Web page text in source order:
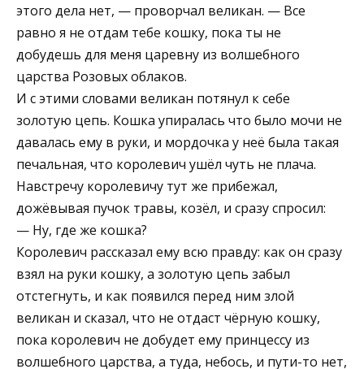
этого дела нет, — проворчал великан. — Все
равно я не отдам тебе кошку, пока ты не
добудешь для меня царевну из волшебного
царства Розовых облаков.
И с этими словами великан потянул к себе
золотую цепь. Кошка упиралась что было мочи не
давалась ему в руки, и мордочка у неё была такая
печальная, что королевич ушёл чуть не плача.
Навстречу королевичу тут же прибежал,
дожёвывая пучок травы, козёл, и сразу спросил:
— Ну, где же кошка?
Королевич рассказал ему всю правду: как он сразу
взял на руки кошку, а золотую цепь забыл
отстегнуть, и как появился перед ним злой
великан и сказал, что не отдаст чёрную кошку,
пока королевич не добудет ему принцессу из
волшебного царства, а туда, небось, и пути-то нет,